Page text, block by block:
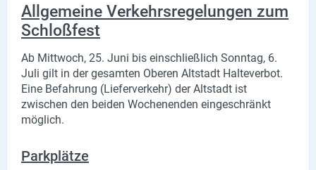
Allgemeine Verkehrsregelungen zum
Schloßfest
Ab Mittwoch, 25. Juni bis einschließlich Sonntag, 6.
Juli gilt in der gesamten Oberen Altstadt Halteverbot.
Eine Befahrung (Lieferverkehr) der Altstadt ist
zwischen den beiden Wochenenden eingeschränkt
möglich.
Parkplätze
Branchen
Marken
Produktgruppen
Partner
Firmen